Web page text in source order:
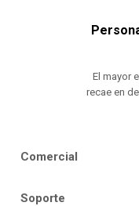
El mayor
recae en
Comercial
Soporte